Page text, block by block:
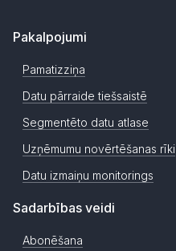
Pakalpojumi
Pamatizziņa
Datu pārraide tiešsaistē
Segmentēto datu atlase
Uzņēmumu novērtēšanas rīki
Datu izmaiņu monitorings
Sadarbības veidi
Abonēšana